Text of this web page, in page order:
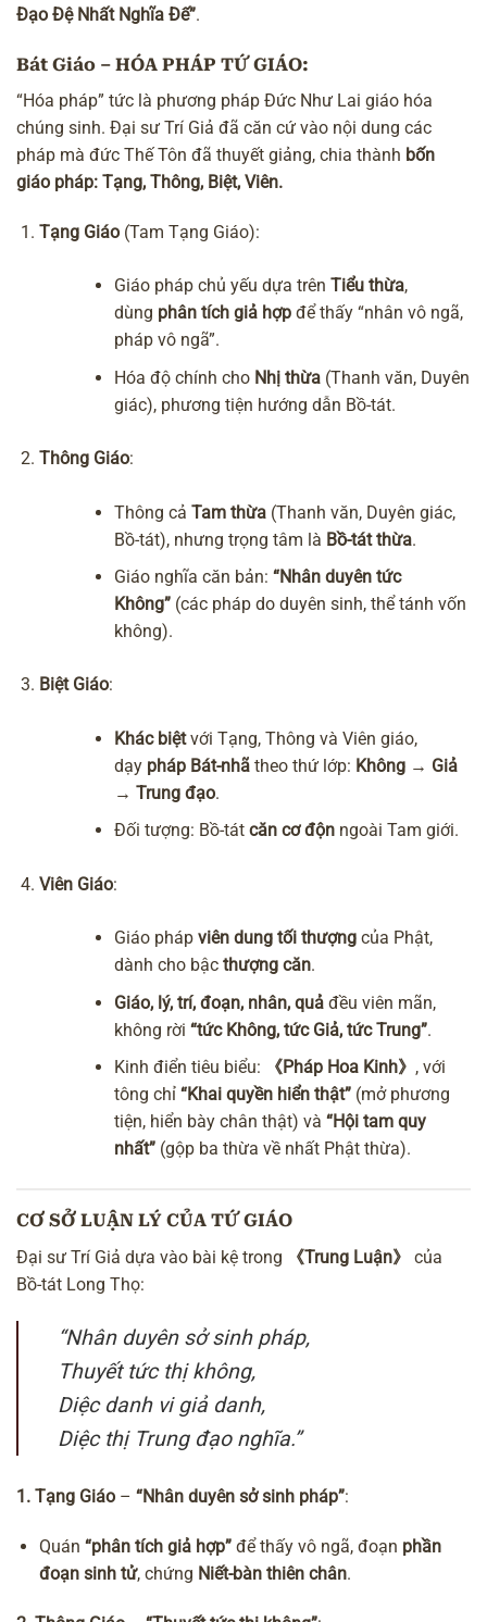
Đạo Đệ Nhất Nghĩa Đế”.
Bát Giáo – HÓA PHÁP TỨ GIÁO:
“Hóa pháp” tức là phương pháp Đức Như Lai giáo hóa
chúng sinh. Đại sư Trí Giả đã căn cứ vào nội dung các
pháp mà đức Thế Tôn đã thuyết giảng, chia thành bốn
giáo pháp: Tạng, Thông, Biệt, Viên.
Tạng Giáo (Tam Tạng Giáo):
Giáo pháp chủ yếu dựa trênTiểu thừa,
dùng phân tích giả hợp để thấy “nhân vô ngã,
pháp vô ngã”.
Hóa độ chính cho Nhị thừa (Thanh văn, Duyên
giác), phương tiện hướng dẫn Bồ-tát.
Thông Giáo:
Thông cảTam thừa (Thanh văn, Duyên giác,
Bồ-tát), nhưng trọng tâm là Bồ-tát thừa.
Giáo nghĩa căn bản:“Nhân duyên tức
Không” (các pháp do duyên sinh, thể tánh vốn
không).
Biệt Giáo:
Khác biệtvới Tạng, Thông và Viên giáo,
dạy pháp Bát-nhã theo thứ lớp: Không → Giả
→ Trung đạo.
Đối tượng: Bồ-tátcăn cơ độn ngoài Tam giới.
Viên Giáo:
Giáo phápviên dung tối thượng của Phật,
dành cho bậcthượng căn.
Giáo, lý, trí, đoạn, nhân, quả đều viên mãn,
không rời“tức Không, tức Giả, tức Trung”.
Kinh điển tiêu biểu:
《Pháp Hoa Kinh》 , với
tông chỉ“Khai quyền hiển thật” (mở phương
tiện, hiển bày chân thật) và“Hội tam quy
nhất” (gộp ba thừa về nhất Phật thừa).
CƠ SỞ LUẬN LÝ CỦA TỨ GIÁO
Đại sư Trí Giả dựa vào bài kệ trong
《Trung Luận》
của
Bồ-tát Long Thọ:
“Nhân duyên sở sinh pháp,
Thuyết tức thị không,
Diệc danh vi giả danh,
Diệc thị Trung đạo nghĩa.”
1. Tạng Giáo – “Nhân duyên sở sinh pháp”:
Quán “phân tích giả hợp” để thấy vô ngã, đoạn phần
đoạn sinh tử, chứng Niết-bàn thiên chân.